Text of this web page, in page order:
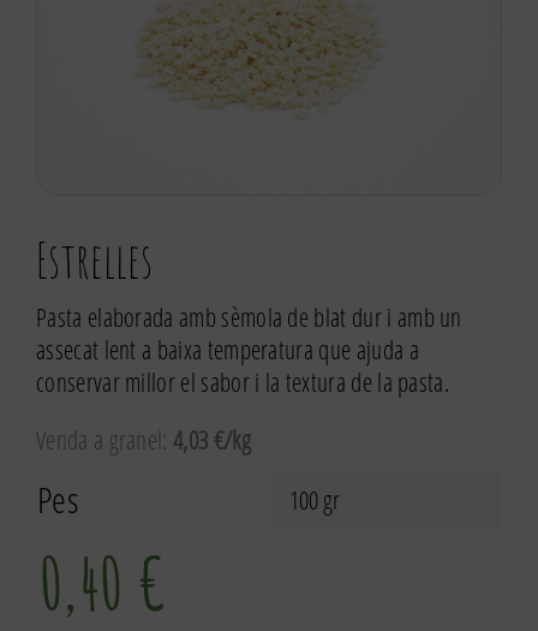
Estrelles
Pasta elaborada amb sèmola de blat dur i amb un
assecat lent a baixa temperatura que ajuda a
conservar millor el sabor i la textura de la pasta.
Venda a granel: 4,03 €/kg
Pes
0,40 €